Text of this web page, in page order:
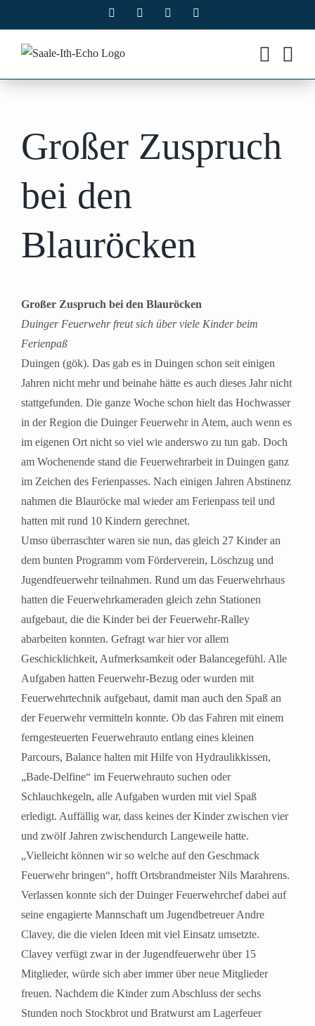
Inhalt
springen
Facebook Instagram
Großer Zuspruch
bei den
Blauröcken
Großer Zuspruch bei den Blauröcken
Duinger Feuerwehr freut sich über viele Kinder beim
Ferienpaß
Duingen (gök). Das gab es in Duingen schon seit einigen
Jahren nicht mehr und beinahe hätte es auch dieses Jahr nicht
stattgefunden. Die ganze Woche schon hielt das Hochwasser
in der Region die Duinger Feuerwehr in Atem, auch wenn es
im eigenen Ort nicht so viel wie anderswo zu tun gab. Doch
am Wochenende stand die Feuerwehrarbeit in Duingen ganz
im Zeichen des Ferienpasses. Nach einigen Jahren Abstinenz
nahmen die Blauröcke mal wieder am Ferienpass teil und
hatten mit rund 10 Kindern gerechnet.
Umso überraschter waren sie nun, das gleich 27 Kinder an
dem bunten Programm vom Förderverein, Löschzug und
Jugendfeuerwehr teilnahmen. Rund um das Feuerwehrhaus
hatten die Feuerwehrkameraden gleich zehn Stationen
aufgebaut, die die Kinder bei der Feuerwehr-Ralley
abarbeiten konnten. Gefragt war hier vor allem
Geschicklichkeit, Aufmerksamkeit oder Balancegefühl. Alle
Aufgaben hatten Feuerwehr-Bezug oder wurden mit
Feuerwehrtechnik aufgebaut, damit man auch den Spaß an
der Feuerwehr vermitteln konnte. Ob das Fahren mit einem
ferngesteuerten Feuerwehrauto entlang eines kleinen
Parcours, Balance halten mit Hilfe von Hydraulikkissen,
„Bade-Delfine“ im Feuerwehrauto suchen oder
Schlauchkegeln, alle Aufgaben wurden mit viel Spaß
erledigt. Auffällig war, dass keines der Kinder zwischen vier
und zwölf Jahren zwischendurch Langeweile hatte.
„Vielleicht können wir so welche auf den Geschmack
Feuerwehr bringen“, hofft Ortsbrandmeister Nils Marahrens.
Verlassen konnte sich der Duinger Feuerwehrchef dabei auf
seine engagierte Mannschaft um Jugendbetreuer Andre
Clavey, die die vielen Ideen mit viel Einsatz umsetzte.
Clavey verfügt zwar in der Jugendfeuerwehr über 15
Mitglieder, würde sich aber immer über neue Mitglieder
freuen. Nachdem die Kinder zum Abschluss der sechs
Stunden noch Stockbrot und Bratwurst am Lagerfeuer